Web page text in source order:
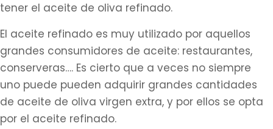
tener el aceite de oliva refinado.
El aceite refinado es muy utilizado por aquellos
grandes consumidores de aceite: restaurantes,
conserveras…. Es cierto que a veces no siempre
uno puede pueden adquirir grandes cantidades
de aceite de oliva virgen extra, y por ellos se opta
por el aceite refinado.